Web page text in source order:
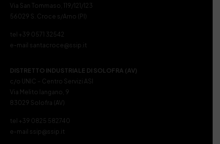
Via San Tommaso, 119/121/123
56029 S. Croce s/Arno (PI)
tel +39 0571 32542
e-mail santacroce@ssip.it
DISTRETTO INDUSTRIALE DI SOLOFRA (AV)
c/o UNIC – Centro Servizi ASI
Via Melito Iangano, 9
83029 Solofra (AV)
tel +39 0825 582740
e-mail ssip@ssip.it